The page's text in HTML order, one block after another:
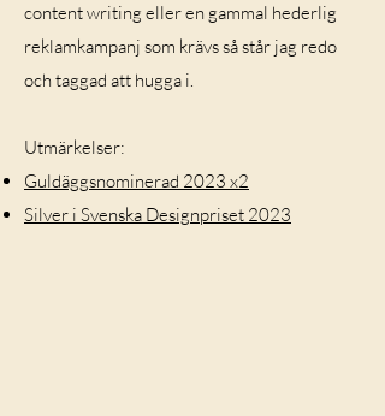
content writing eller en gammal hederlig
reklamkampanj som krävs så står jag redo
och taggad att hugga i.
Utmärkelser:
Guldäggsnominerad 2023 x2
Silver i Svenska Designpriset 2023